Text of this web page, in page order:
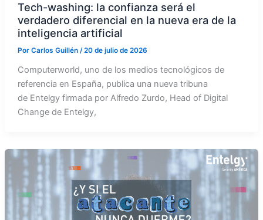
Tech-washing: la confianza será el
verdadero diferencial en la nueva era de la
inteligencia artificial
Por Carlos Guillén /20 de julio de 2026
Computerworld, uno de los medios tecnológicos de
referencia en España, publica una nueva tribuna
de Entelgy firmada por Alfredo Zurdo, Head of Digital
Change de Entelgy,